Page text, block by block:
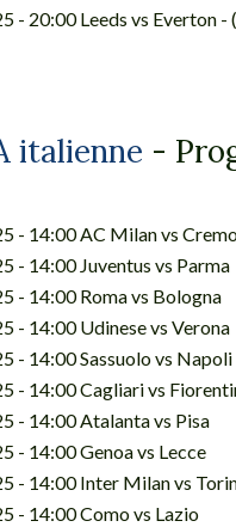
- 20:00 Leeds vs Everton - (
italienne -
- 14:00 AC Milan vs
- 14:00 Juventus vs Parma
- 14:00 Roma vs Bologna
- 14:00 Udinese vs Verona
- 14:00 Sassuolo vs Napoli
- 14:00 Cagliari vs
- 14:00 Atalanta vs Pisa
- 14:00 Genoa vs Lecce
- 14:00 Inter Milan vs
- 14:00 Como vs Lazio